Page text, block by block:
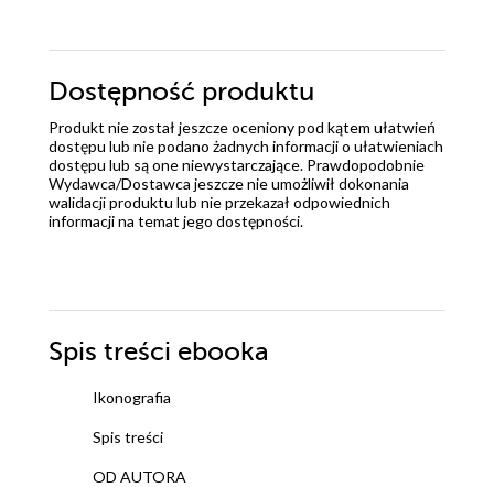
Dostępność produktu
Produkt nie został jeszcze oceniony pod kątem ułatwień
dostępu lub nie podano żadnych informacji o ułatwieniach
dostępu lub są one niewystarczające. Prawdopodobnie
Wydawca/Dostawca jeszcze nie umożliwił dokonania
walidacji produktu lub nie przekazał odpowiednich
informacji na temat jego dostępności.
Spis treści ebooka
Ikonografia
Spis treści
OD AUTORA